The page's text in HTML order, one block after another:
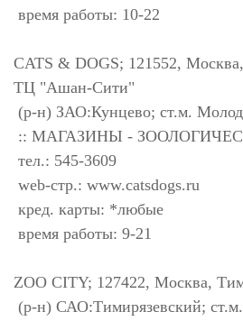
время работы: 10-22
CATS & DOGS; 121552,
ТЦ "Ашан-Сити"
(р-н) ЗАО:Кунцево; ст.м.
:: МАГАЗИНЫ -
тел.: 545-3609
web-стр.: www.catsdogs.ru
кред. карты: *любые
время работы: 9-21
ZOO CITY; 127422, Москва,
(р-н) САО:Тимирязевский;